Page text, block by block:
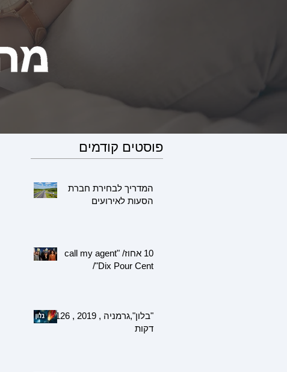
פוסטים קודמים
המדריך לבחירת חברת
הסעות לאירועים
10 אחוז/ "call my agent
/"Dix Pour Cent
"בלון",גרמניה , 2019 , 126
דקות